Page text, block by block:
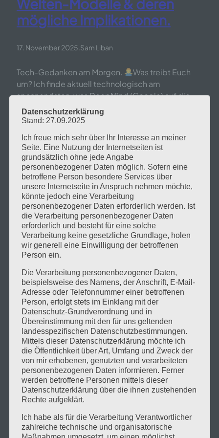
Welten-Modelle & deren
mögliche Implikationen.
17. November 2025 Sam Liban
Tech-Gedanken am Morgen.
Was treibt Euch
um? Ich finde aktuell technologisch am
spannendsten, was DeepMind (Google) auf die
Beine stellt. Erst „Genie3“ (in deutsch nicht
„Genie“ sondern Fee…ich sag’s nur) und jetzt eben
Prompts spielbare, vietuelle Szenarien zu
erstellen.Man kann also eine Spiel-Szene mit
einem Prompt erstellen…
Digitaler Wandel Digitalisierung Wirtschaft
𝗪𝗲𝗻𝗻 𝘄𝗶𝗿
𝗩𝗲𝗿𝗴𝗮𝗻𝗴𝗲𝗻𝗵𝗲𝗶𝘁 &
𝗚𝗲𝗴𝗲𝗻𝘄𝗮𝗿𝘁 𝗻𝗶𝗰𝗵𝘁
𝘃𝗲𝗿𝘀𝘁𝗲𝗵𝗲𝗻, 𝘃𝗲𝗿𝘀𝗽𝗶𝗲𝗹𝗲𝗻
𝘄𝗶𝗿 𝗱𝗶𝗲 𝗭𝘂𝗸𝘂𝗻𝗳𝘁.
13. Oktober 2025.Sam Liban
𝗭𝘂 𝘃𝗶𝗲𝗹𝗲 𝗘𝗻𝘁𝘀𝗰𝗵𝗲𝗶𝗱𝗲𝗿 𝗶𝗻 𝗣𝗼𝗹𝗶𝘁𝗶𝗸 𝘂𝗻𝗱
𝗪𝗶𝗿𝘁𝘀𝗰𝗵𝗮𝗳𝘁 𝘄𝗶𝘀𝘀𝗲𝗻 𝗻𝗶𝗰𝗵𝘁 𝗺𝗲𝗵𝗿, 𝘄𝗼𝗿𝘂𝗯𝗲𝗿 𝘀𝗶𝗲
𝗿𝗲𝗱𝗲𝗻. Weil sie sich auf Beratende und
PowerPoints verlassen haben – deren
Informationsgehalt in Summe nicht mehr
dass 𝗠𝗶𝗹𝗶𝘁𝗮𝗿𝘁𝗲𝗰𝗵𝗻𝗼𝗹𝗼𝗴𝗶𝗲 längst automatisiert
wird, schreit nach 𝗪𝗲𝗵𝗿𝗽𝗳𝗹𝗶𝗰𝗵𝘁 als Lösung. Wer
Datenschutzerklärung
Stand: 27.09.2025
Ich freue mich sehr über Ihr Interesse an meiner
Seite. Eine Nutzung der Internetseiten ist
grundsätzlich ohne jede Angabe
personenbezogener Daten möglich. Sofern eine
betroffene Person besondere Services über
unsere Internetseite in Anspruch nehmen möchte,
könnte jedoch eine Verarbeitung
personenbezogener Daten erforderlich werden. Ist
die Verarbeitung personenbezogener Daten
erforderlich und besteht für eine solche
Verarbeitung keine gesetzliche Grundlage, holen
wir generell eine Einwilligung der betroffenen
Person ein.
Die Verarbeitung personenbezogener Daten,
beispielsweise des Namens, der Anschrift, E-Mail-
Adresse oder Telefonnummer einer betroffenen
Person, erfolgt stets im Einklang mit der
Datenschutz-Grundverordnung und in
Übereinstimmung mit den für uns geltenden
landesspezifischen Datenschutzbestimmungen.
Mittels dieser Datenschutzerklärung möchte ich
die Öffentlichkeit über Art, Umfang und Zweck der
von mir erhobenen, genutzten und verarbeiteten
personenbezogenen Daten informieren. Ferner
werden betroffene Personen mittels dieser
Datenschutzerklärung über die ihnen zustehenden
Rechte aufgeklärt.
Ich habe als für die Verarbeitung Verantwortlicher
zahlreiche technische und organisatorische